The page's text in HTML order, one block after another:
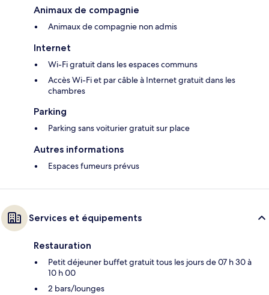
Animaux de compagnie
Animaux de compagnie non admis
Internet
Wi-Fi gratuit dans les espaces communs
Accès Wi-Fi et par câble à Internet gratuit dans les
chambres
Parking
Parking sans voiturier gratuit sur place
Autres informations
Espaces fumeurs prévus
Services et équipements
Restauration
Petit déjeuner buffet gratuit tous les jours de 07 h 30 à
10 h 00
2 bars/lounges